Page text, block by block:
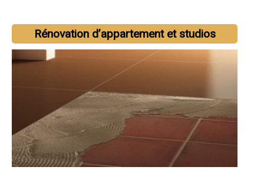
Rénovation d’appartement et studios